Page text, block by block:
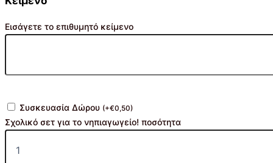
Εισάγετε το επιθυμητό κείμενο
Συσκευασία Δώρου (+€0,50)
Σχολικό σετ για το νηπιαγωγείο! ποσότητα